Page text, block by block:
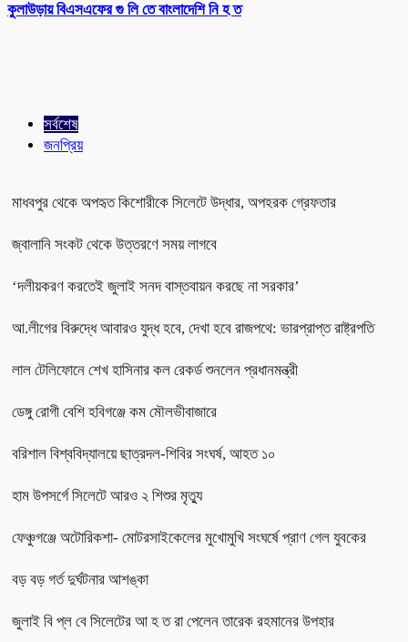
কুলাউড়ায় বিএসএফের গু লি তে বাংলাদেশি নি হ ত
সর্বশেষ
জনপ্রিয়
মাধবপুর থেকে অপহৃত কিশোরীকে সিলেটে উদ্ধার, অপহরক গ্রেফতার
জ্বালানি সংকট থেকে উত্তরণে সময় লাগবে
‘দলীয়করণ করতেই জুলাই সনদ বাস্তবায়ন করছে না সরকার’
আ.লীগের বিরুদ্ধে আবারও যুদ্ধ হবে, দেখা হবে রাজপথে: ভারপ্রাপ্ত রাষ্ট্রপতি
লাল টেলিফোনে শেখ হাসিনার কল রেকর্ড শুনলেন প্রধানমন্ত্রী
ডেঙ্গু রোগী বেশি হবিগঞ্জে কম মৌলভীবাজারে
বরিশাল বিশ্ববিদ্যালয়ে ছাত্রদল-শিবির সংঘর্ষ, আহত ১০
হাম উপসর্গে সিলেটে আরও ২ শিশুর মৃত্যু
ফেঞ্চুগঞ্জে অটোরিকশা- মোটরসাইকেলের মুখোমুখি সংঘর্ষে প্রাণ গেল যুবকের
বড় বড় গর্ত দুর্ঘটনার আশঙ্কা
জুলাই বি প্ল বে সিলেটের আ হ ত রা পেলেন তারেক রহমানের উপহার